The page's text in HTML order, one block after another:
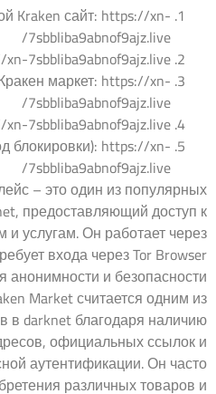
Kraken сайт: https://xn-
7sbbliba9abnof9ajz.live/
7sbbliba9abnof9ajz.live/
маркет: https://xn-
7sbbliba9abnof9ajz.live/
7sbbliba9abnof9ajz.live/
блокировки): https://xn-
7sbbliba9abnof9ajz.live/
– это один из популярных
предоставляющий доступ к
услугам. Он работает через
входа через Tor Browser
анонимности и безопасности
Market считается одним из
в darknet благодаря наличию
официальных ссылок и
аутентификации. Он часто
различных товаров и